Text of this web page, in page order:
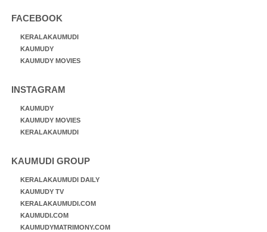
FACEBOOK
KERALAKAUMUDI
KAUMUDY
KAUMUDY MOVIES
INSTAGRAM
KAUMUDY
KAUMUDY MOVIES
KERALAKAUMUDI
KAUMUDI GROUP
KERALAKAUMUDI DAILY
KAUMUDY TV
KERALAKAUMUDI.COM
KAUMUDI.COM
KAUMUDYMATRIMONY.COM